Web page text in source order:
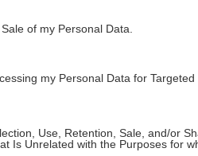
of my Personal Data.
my Personal Data for Targeted
Use, Retention, Sale, and/or
Is Unrelated with the Purposes for